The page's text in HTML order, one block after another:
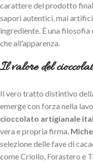
carattere del prodotto
sapori autentici, mai
ingrediente. È una filosofia
che all’apparenza.
Il valore del
Il vero tratto distintivo
emerge con forza nella
cioccolato artigianale
vera e propria firma.
selezione delle fave di
come Criollo, Forastero e